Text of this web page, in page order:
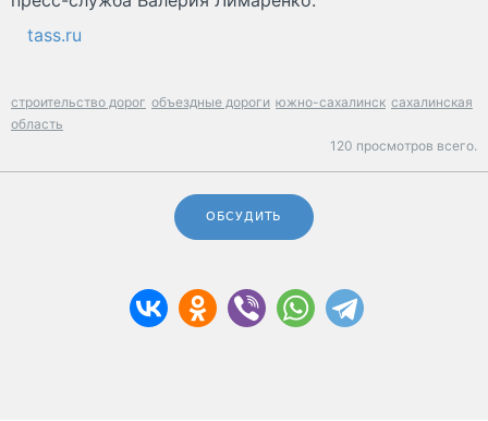
tass.ru
строительство дорог объездные дороги южно-сахалинск сахалинская
область
120 просмотров всего.
ОБСУДИТЬ